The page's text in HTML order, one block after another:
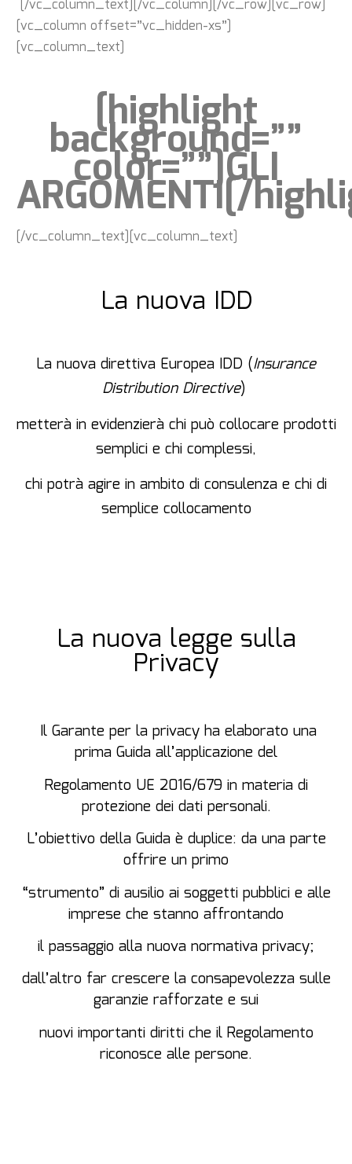
[/vc_column_text][/vc_column][/vc_row][vc_row]
[vc_column offset=”vc_hidden-xs”]
[vc_column_text]
[highlight
background=””
color=””]GLI
ARGOMENTI[/
[/vc_column_text][vc_column_text]
La nuova IDD
La nuova direttiva Europea IDD (Insurance
Distribution Directive)
metterà in evidenzierà chi può collocare prodotti
semplici e chi complessi,
chi potrà agire in ambito di consulenza e chi di
semplice collocamento
La nuova legge sulla
Privacy
Il Garante per la privacy ha elaborato una
prima Guida all’applicazione del
Regolamento UE 2016/679 in materia di
protezione dei dati personali.
L’obiettivo della Guida è duplice: da una parte
offrire un primo
“strumento” di ausilio ai soggetti pubblici e alle
imprese che stanno affrontando
il passaggio alla nuova normativa privacy;
dall’altro far crescere la consapevolezza sulle
garanzie rafforzate e sui
nuovi importanti diritti che il Regolamento
riconosce alle persone.